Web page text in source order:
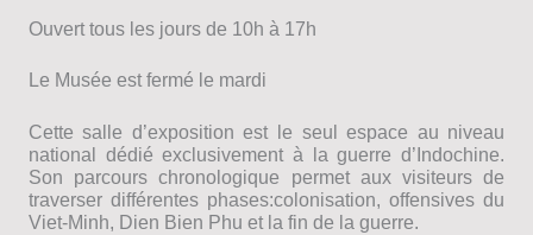
Ouvert tous les jours de 10h à 17h
Le Musée est fermé le mardi
Cette salle d’exposition est le seul espace au niveau
national dédié exclusivement à la guerre d’Indochine.
Son parcours chronologique permet aux visiteurs de
traverser différentes phases:colonisation, offensives du
Viet-Minh, Dien Bien Phu et la fin de la guerre.